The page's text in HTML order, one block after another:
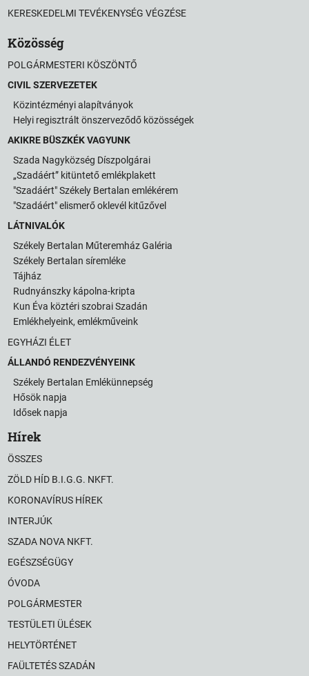
KERESKEDELMI TEVÉKENYSÉG VÉGZÉSE
Közösség
POLGÁRMESTERI KÖSZÖNTŐ
CIVIL SZERVEZETEK
Közintézményi alapítványok
Helyi regisztrált önszerveződő közösségek
AKIKRE BÜSZKÉK VAGYUNK
Szada Nagyközség Díszpolgárai
„Szadáért” kitüntető emlékplakett
"Szadáért" Székely Bertalan emlékérem
"Szadáért" elismerő oklevél kitűzővel
LÁTNIVALÓK
Székely Bertalan Műteremház Galéria
Székely Bertalan síremléke
Tájház
Rudnyánszky kápolna-kripta
Kun Éva köztéri szobrai Szadán
Emlékhelyeink, emlékműveink
EGYHÁZI ÉLET
ÁLLANDÓ RENDEZVÉNYEINK
Székely Bertalan Emlékünnepség
Hősök napja
Idősek napja
Hírek
ÖSSZES
ZÖLD HÍD B.I.G.G. NKFT.
KORONAVÍRUS HÍREK
INTERJÚK
SZADA NOVA NKFT.
EGÉSZSÉGÜGY
ÓVODA
POLGÁRMESTER
TESTÜLETI ÜLÉSEK
HELYTÖRTÉNET
FAÜLTETÉS SZADÁN